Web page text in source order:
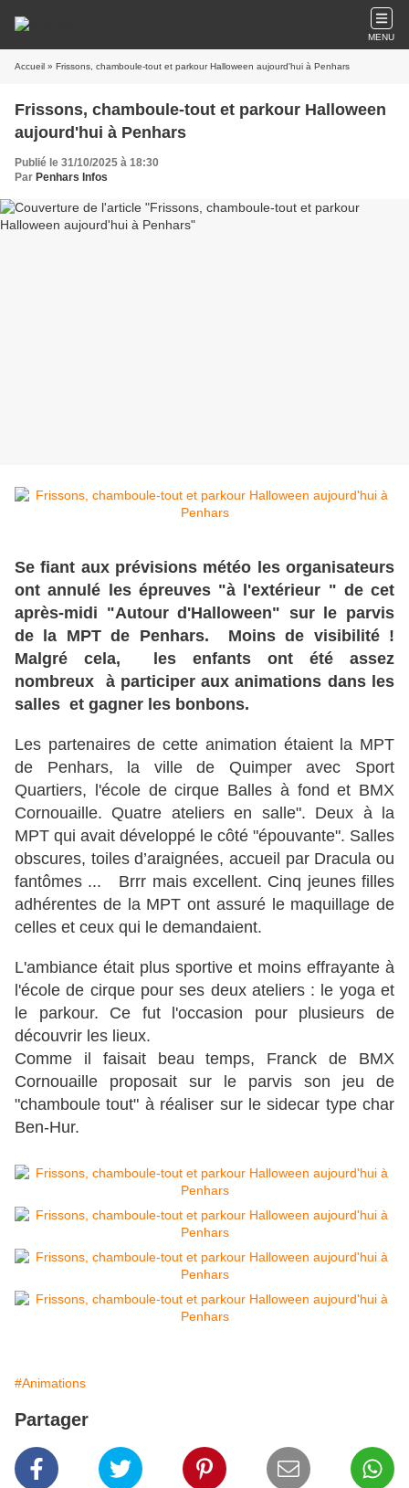
MENU
Accueil » Frissons, chamboule-tout et parkour Halloween aujourd'hui à Penhars
Frissons, chamboule-tout et parkour Halloween
aujourd'hui à Penhars
Publié le 31/10/2025 à 18:30
Par Penhars Infos
Se fiant aux prévisions météo les organisateurs
ont annulé les épreuves "à l'extérieur " de cet
après-midi "Autour d'Halloween" sur le parvis
de la MPT de Penhars. Moins de visibilité !
Malgré cela, les enfants ont été assez
nombreux à participer aux animations dans les
salles et gagner les bonbons.
Les partenaires de cette animation étaient la MPT
de Penhars, la ville de Quimper avec Sport
Quartiers, l'école de cirque Balles à fond et BMX
Cornouaille. Quatre ateliers en salle". Deux à la
MPT qui avait développé le côté "épouvante". Salles
obscures, toiles d’araignées, accueil par Dracula ou
fantômes ... Brrr mais excellent. Cinq jeunes filles
adhérentes de la MPT ont assuré le maquillage de
celles et ceux qui le demandaient.
L'ambiance était plus sportive et moins effrayante à
l'école de cirque pour ses deux ateliers : le yoga et
le parkour. Ce fut l'occasion pour plusieurs de
découvrir les lieux.
Comme il faisait beau temps, Franck de BMX
Cornouaille proposait sur le parvis son jeu de
"chamboule tout" à réaliser sur le sidecar type char
Ben-Hur.
#Animations
Partager